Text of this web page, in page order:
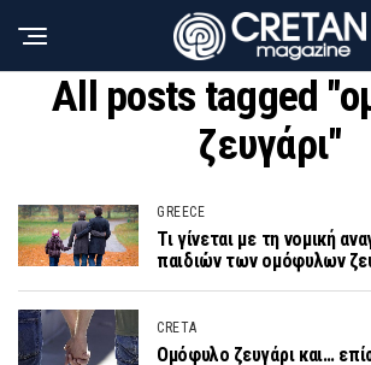
All posts tagged
ζευγάρι"
GREECE
Τι γίνεται με τη νομική
παιδιών των ομόφυλων
CRETA
Ομόφυλο ζευγάρι και…